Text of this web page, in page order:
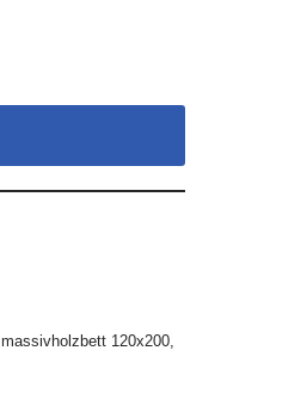
massivholzbett 120x200,